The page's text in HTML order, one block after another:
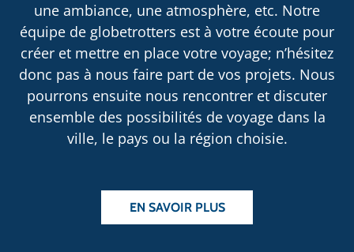
une ambiance, une atmosphère, etc. Notre
équipe de globetrotters est à votre écoute pour
créer et mettre en place votre voyage; n’hésitez
donc pas à nous faire part de vos projets. Nous
pourrons ensuite nous rencontrer et discuter
ensemble des possibilités de voyage dans la
ville, le pays ou la région choisie.
EN SAVOIR PLUS